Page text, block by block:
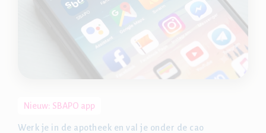
Nieuw: SBAPO app
Werk je in de apotheek en val je onder de cao